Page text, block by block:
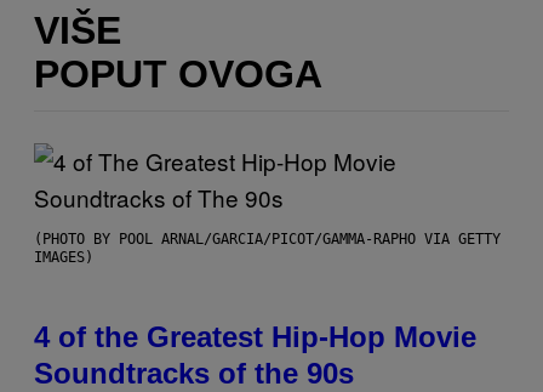
VIŠE
POPUT OVOGA
(PHOTO BY POOL ARNAL/GARCIA/PICOT/GAMMA-RAPHO VIA GETTY
IMAGES)
4 of the Greatest Hip-Hop Movie
Soundtracks of the 90s